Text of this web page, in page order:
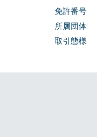
免許番号
所属団体
取引態様